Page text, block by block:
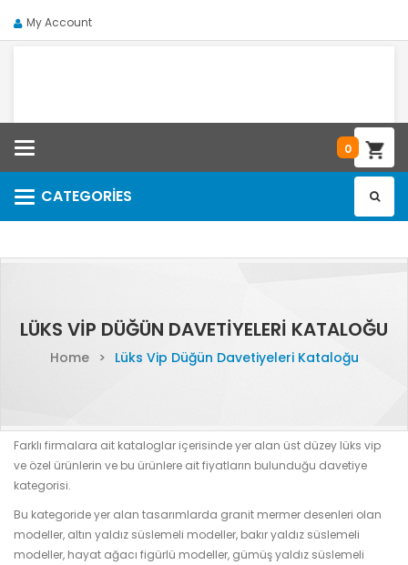
My Account
0
CATEGORIES
Categories
LÜKS VIP DÜĞÜN DAVETIYELERI KATALOĞU
Home > Lüks Vip Düğün Davetiyeleri Kataloğu
Farklı firmalara ait kataloglar içerisinde yer alan üst düzey lüks vip
ve özel ürünlerin ve bu ürünlere ait fiyatların bulunduğu davetiye
kategorisi.
Bu kategoride yer alan tasarımlarda granit mermer desenleri olan
modeller, altın yaldız süslemeli modeller, bakır yaldız süslemeli
modeller, hayat ağacı figürlü modeller, gümüş yaldız süslemeli